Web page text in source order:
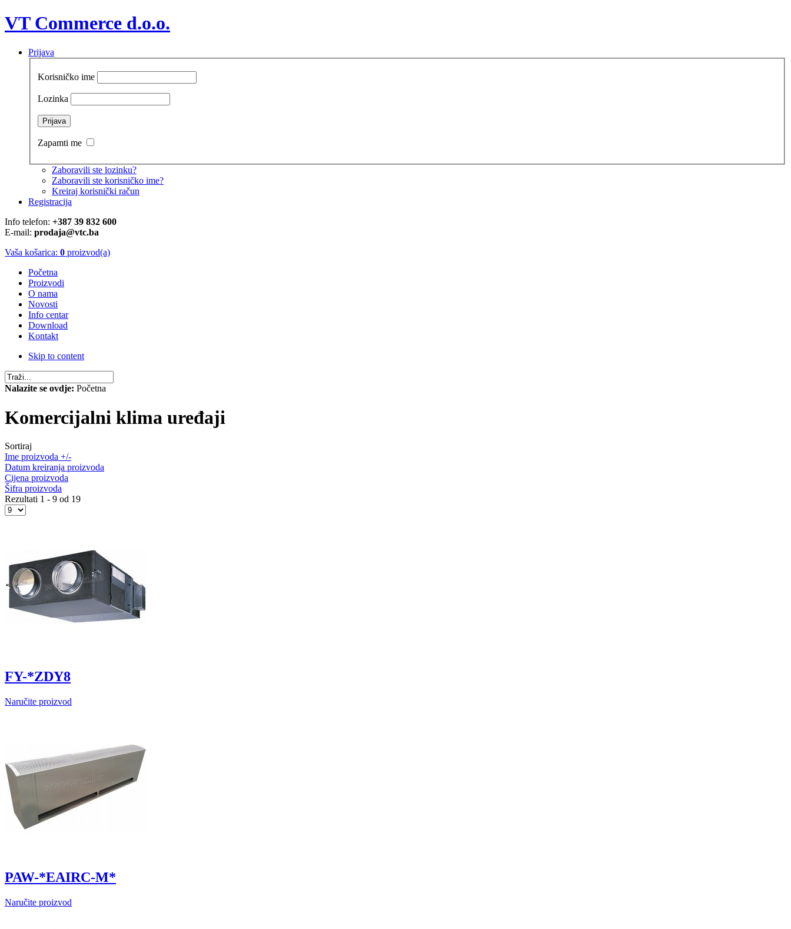
VT Commerce d.o.o.
Prijava
Korisničko ime
Lozinka
Zapamti me
Zaboravili ste lozinku?
Zaboravili ste korisničko ime?
Kreiraj korisnički račun
Registracija
Info telefon: +387 39 832 600
E-mail: prodaja@vtc.ba
Vaša košarica: 0 proizvod(a)
Početna
Proizvodi
O nama
Novosti
Info centar
Download
Kontakt
Skip to content
Nalazite se ovdje: Početna
Komercijalni klima uređaji
Sortiraj
Ime proizvoda +/-
Datum kreiranja proizvoda
Cijena proizvoda
Šifra proizvoda
Rezultati 1 - 9 od 19
FY-*ZDY8
Naručite proizvod
PAW-*EAIRC-M*
Naručite proizvod